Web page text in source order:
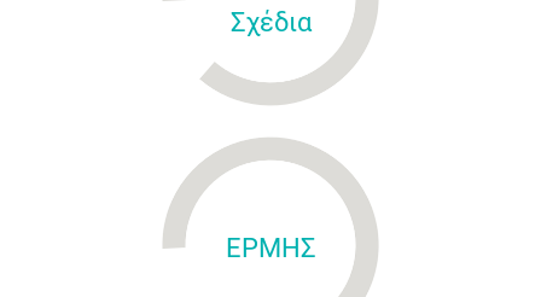
Σχέδια
ΕΡΜΗΣ